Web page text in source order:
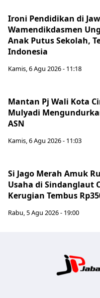
Ironi Pendidikan di
Wamendikdasmen
Anak Putus Sekolah,
Indonesia
Kamis, 6 Agu 2026 - 11:18
Mantan Pj Wali Kota
Mulyadi
ASN
Kamis, 6 Agu 2026 - 11:03
Si Jago Merah Amuk
Usaha di Sindanglaut
Kerugian Tembus
Rabu, 5 Agu 2026 - 19:00